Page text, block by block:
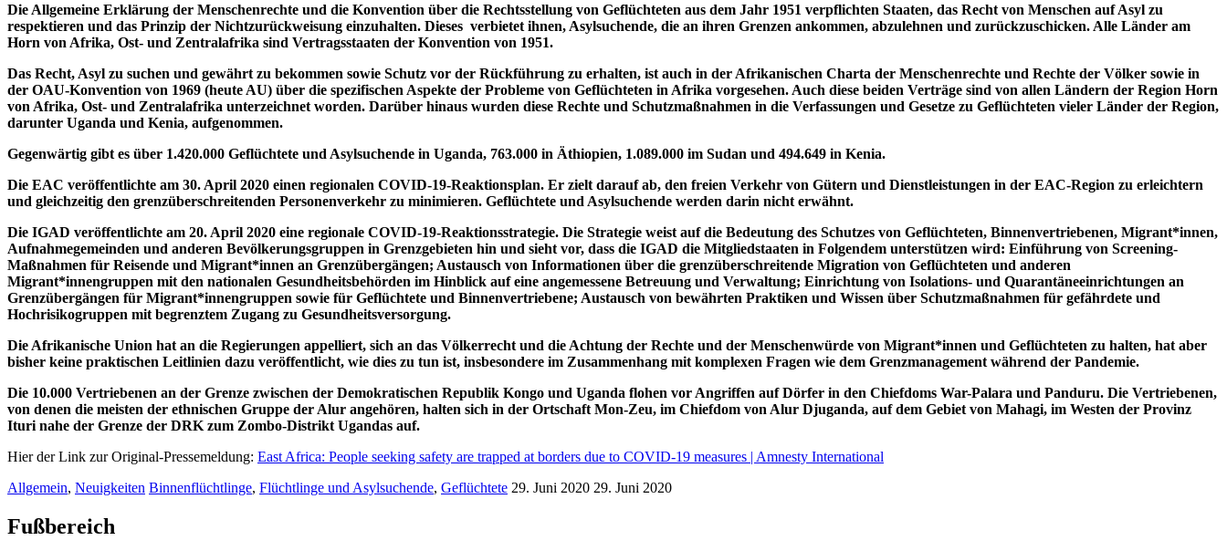
Die Allgemeine Erklärung der Menschenrechte und die Konvention über die Rechtsstellung von Geflüchteten aus dem Jahr 1951 verpflichten Staaten, das Recht von Menschen auf Asyl zu
respektieren und das Prinzip der Nichtzurückweisung einzuhalten. Dieses verbietet ihnen, Asylsuchende, die an ihren Grenzen ankommen, abzulehnen und zurückzuschicken. Alle Länder am
Horn von Afrika, Ost- und Zentralafrika sind Vertragsstaaten der Konvention von 1951.
Das Recht, Asyl zu suchen und gewährt zu bekommen sowie Schutz vor der Rückführung zu erhalten, ist auch in der Afrikanischen Charta der Menschenrechte und Rechte der Völker sowie in
der OAU-Konvention von 1969 (heute AU) über die spezifischen Aspekte der Probleme von Geflüchteten in Afrika vorgesehen. Auch diese beiden Verträge sind von allen Ländern der Region Horn
von Afrika, Ost- und Zentralafrika unterzeichnet worden. Darüber hinaus wurden diese Rechte und Schutzmaßnahmen in die Verfassungen und Gesetze zu Geflüchteten vieler Länder der Region,
darunter Uganda und Kenia, aufgenommen.
Gegenwärtig gibt es über 1.420.000 Geflüchtete und Asylsuchende in Uganda, 763.000 in Äthiopien, 1.089.000 im Sudan und 494.649 in Kenia.
Die EAC veröffentlichte am 30. April 2020 einen regionalen COVID-19-Reaktionsplan. Er zielt darauf ab, den freien Verkehr von Gütern und Dienstleistungen in der EAC-Region zu erleichtern
und gleichzeitig den grenzüberschreitenden Personenverkehr zu minimieren. Geflüchtete und Asylsuchende werden darin nicht erwähnt.
Die IGAD veröffentlichte am 20. April 2020 eine regionale COVID-19-Reaktionsstrategie. Die Strategie weist auf die Bedeutung des Schutzes von Geflüchteten, Binnenvertriebenen, Migrant*innen,
Aufnahmegemeinden und anderen Bevölkerungsgruppen in Grenzgebieten hin und sieht vor, dass die IGAD die Mitgliedstaaten in Folgendem unterstützen wird: Einführung von Screening-
Maßnahmen für Reisende und Migrant*innen an Grenzübergängen; Austausch von Informationen über die grenzüberschreitende Migration von Geflüchteten und anderen
Migrant*innengruppen mit den nationalen Gesundheitsbehörden im Hinblick auf eine angemessene Betreuung und Verwaltung; Einrichtung von Isolations- und Quarantäneeinrichtungen an
Grenzübergängen für Migrant*innengruppen sowie für Geflüchtete und Binnenvertriebene; Austausch von bewährten Praktiken und Wissen über Schutzmaßnahmen für gefährdete und
Hochrisikogruppen mit begrenztem Zugang zu Gesundheitsversorgung.
Die Afrikanische Union hat an die Regierungen appelliert, sich an das Völkerrecht und die Achtung der Rechte und der Menschenwürde von Migrant*innen und Geflüchteten zu halten, hat aber
bisher keine praktischen Leitlinien dazu veröffentlicht, wie dies zu tun ist, insbesondere im Zusammenhang mit komplexen Fragen wie dem Grenzmanagement während der Pandemie.
Die 10.000 Vertriebenen an der Grenze zwischen der Demokratischen Republik Kongo und Uganda flohen vor Angriffen auf Dörfer in den Chiefdoms War-Palara und Panduru. Die Vertriebenen,
von denen die meisten der ethnischen Gruppe der Alur angehören, halten sich in der Ortschaft Mon-Zeu, im Chiefdom von Alur Djuganda, auf dem Gebiet von Mahagi, im Westen der Provinz
Ituri nahe der Grenze der DRK zum Zombo-Distrikt Ugandas auf.
Hier der Link zur Original-Pressemeldung: East Africa: People seeking safety are trapped at borders due to COVID-19 measures | Amnesty International
Allgemein, Neuigkeiten Binnenflüchtlinge, Flüchtlinge und Asylsuchende, Geflüchtete 29. Juni 2020 29. Juni 2020
Fußbereich